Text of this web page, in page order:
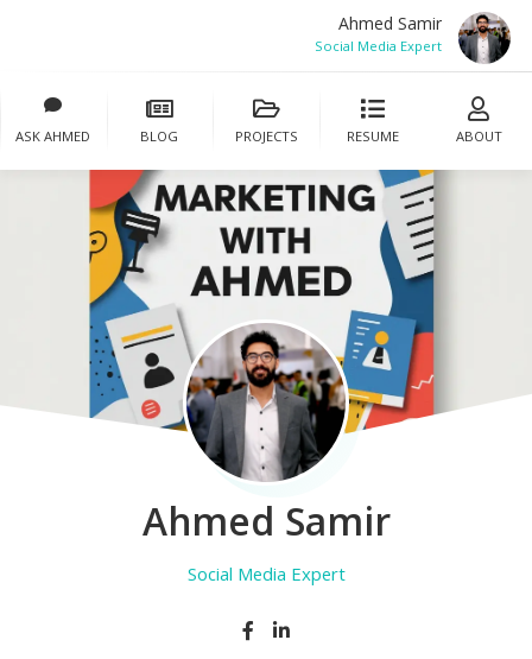
Ahmed Samir
Social Media Expert
ABOUT
RESUME
PROJECTS
BLOG
ASK AHMED
Ahmed Samir
Social Media Expert